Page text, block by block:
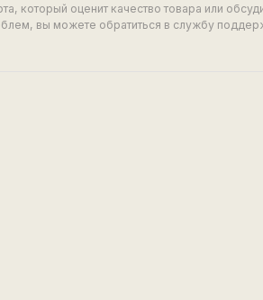
который оценит качество товара или
вы можете обратиться в службу